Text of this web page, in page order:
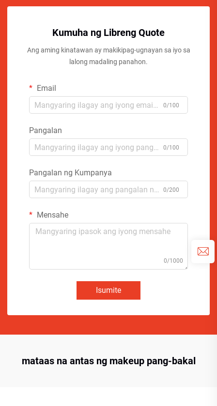
Kumuha ng Libreng Quote
Ang aming kinatawan ay makikipag-ugnayan sa iyo sa
lalong madaling panahon.
Email
0/100
Pangalan
0/100
Pangalan ng Kumpanya
0/200
Mensahe
0/1000
Isumite
mataas na antas ng makeup pang-bakal